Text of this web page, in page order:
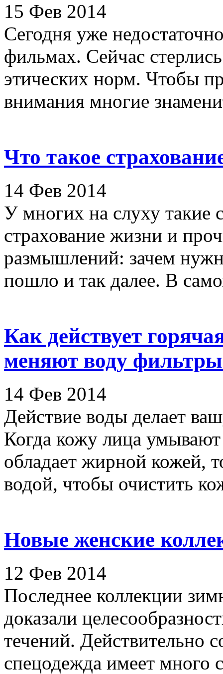
15 Фев 2014
Сегодня уже
фильмах. Сейчас
этических норм. Чтобы
внимания многие
Что такое
14 Фев 2014
У многих на слуху
страхование жизни и
размышлений: зачем
пошло и так далее. В
Как действует
меняют воду
14 Фев 2014
Действие воды делает
Когда кожу лица
обладает жирной кожей,
водой, чтобы очистить
Новые женские
12 Фев 2014
Последнее коллекции
доказали
течений. Действительно
спецодежда имеет много